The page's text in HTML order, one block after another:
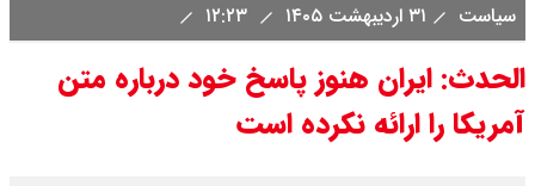
سیاست ۳۱ اردیبهشت ۱۴۰۵
الحدث: ایران هنوز پاسخ خود درباره متن
آمریکا را ارائه نکرده است